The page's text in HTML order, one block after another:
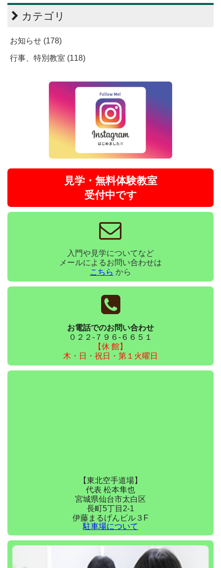
カテゴリ
お知らせ (178)
行事、特別教室 (118)
見学・無料体験教室
受付中です
入門や見学についてなど
メールによるお問い合わせは
こちら から
お電話でのお問い合わせ
０２２-７９６-６６５１
【休 館】
木・日・祝日・第１火曜日
【東北空手道場】
代表 松本隼也
宮城県仙台市太白区
長町5丁目2-1
伊藤まるげんビル３F
駐車場について